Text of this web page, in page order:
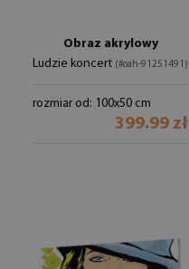
Obraz akrylowy
Ludzie koncert (#oah-91251491)
rozmiar od: 100x50 cm
399.99 zł